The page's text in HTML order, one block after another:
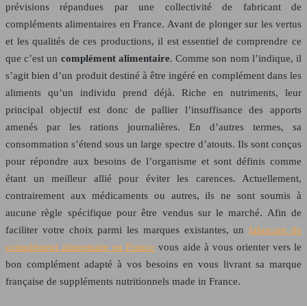
prévisions répandues par une collectivité de fabricant de
compléments alimentaires en France. Avant de plonger sur les vertus
et les qualités de ces productions, il est essentiel de comprendre ce
que c’est un complément alimentaire. Comme son nom l’indique, il
s’agit bien d’un produit destiné à être ingéré en complément dans les
aliments qu’un individu prend déjà. Riche en nutriments, leur
principal objectif est donc de pallier l’insuffisance des apports
amenés par les rations journalières. En d’autres termes, sa
consommation s’étend sous un large spectre d’atouts. Ils sont conçus
pour répondre aux besoins de l’organisme et sont définis comme
étant un meilleur allié pour éviter les carences. Actuellement,
contrairement aux médicaments ou autres, ils ne sont soumis à
aucune règle spécifique pour être vendus sur le marché. Afin de
faciliter votre choix parmi les marques existantes, un fabricant de
complément alimentaire en France vous aide à vous orienter vers le
bon complément adapté à vos besoins en vous livrant sa marque
française de suppléments nutritionnels made in France.